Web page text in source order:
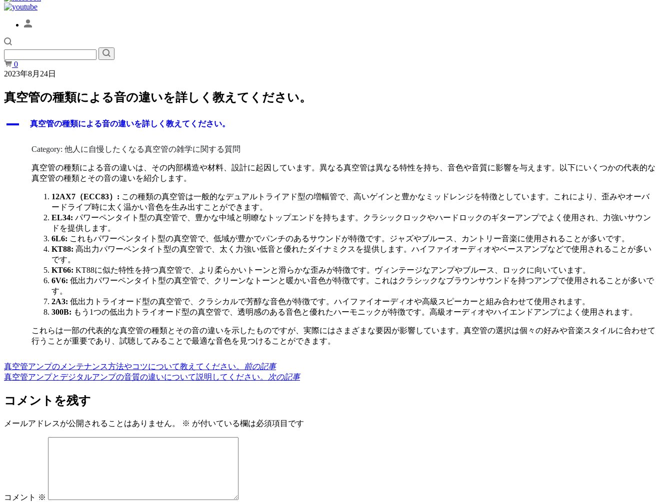
0
2023年8月24日
真空管の種類による音の違いを詳しく教えてください。
A 真空管の種類による音の違いを詳しく教えてください。
Category: 他人に自慢したくなる真空管の雑学に関する質問
真空管の種類による音の違いは、その内部構造や材料、設計に起因しています。異なる真空管は異なる特性を持ち、音色や音質に影響を与えます。以下にいくつかの代表的な
真空管の種類とその音の違いを紹介します。
12AX7（ECC83）: この種類の真空管は一般的なデュアルトライアド型の増幅管で、高いゲインと豊かなミッドレンジを特徴としています。これにより、歪みやオーバ
ードライブ時に太く温かい音色を生み出すことができます。
EL34: パワーペンタイト型の真空管で、豊かな中域と明瞭なトップエンドを持ちます。クラシックロックやハードロックのギターアンプでよく使用され、力強いサウン
ドを提供します。
6L6: これもパワーペンタイト型の真空管で、低域が豊かでパンチのあるサウンドが特徴です。ジャズやブルース、カントリー音楽に使用されることが多いです。
KT88: 高出力パワーペンタイト型の真空管で、太く力強い低音と優れたダイナミクスを提供します。ハイファイオーディオやベースアンプなどで使用されることが多い
です。
KT66: KT88に似た特性を持つ真空管で、より柔らかいトーンと滑らかな歪みが特徴です。ヴィンテージなアンプやブルース、ロックに向いています。
6V6: 低出力パワーペンタイト型の真空管で、クリーンなトーンと暖かい音色が特徴です。これはクラシックなブラウンサウンドを持つアンプで使用されることが多いで
す。
2A3: 低出力トライオード型の真空管で、クラシカルで芳醇な音色が特徴です。ハイファイオーディオや高級スピーカーと組み合わせて使用されます。
300B: もう1つの低出力トライオード型の真空管で、透明感のある音色と優れたハーモニックが特徴です。高級オーディオやハイエンドアンプによく使用されます。
これらは一部の代表的な真空管の種類とその音の違いを示したものですが、実際にはさまざまな要因が影響しています。真空管の選択は個々の好みや音楽スタイルに合わせて
行うことが重要であり、試聴してみることで最適な音色を見つけることができます。
真空管アンプのメンテナンス方法やコツについて教えてください。
前の記事
真空管アンプとデジタルアンプの音質の違いについて説明してください。
次の記事
コメントを残す
メールアドレスが公開されることはありません。 ※ が付いている欄は必須項目です
コメント ※